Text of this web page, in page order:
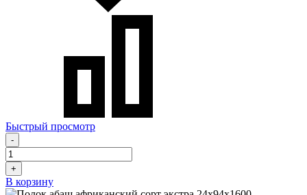
Быстрый просмотр
-
+
В корзину